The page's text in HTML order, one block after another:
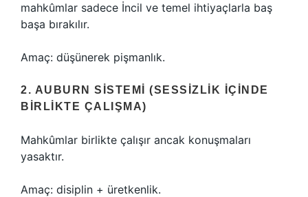
mahkûmlar sadece İncil ve temel ihtiyaçlarla baş
başa bırakılır.
Amaç: düşünerek pişmanlık.
2. AUBURN SISTEMI (SESSIZLIK IÇINDE
BIRLIKTE ÇALIŞMA)
Mahkûmlar birlikte çalışır ancak konuşmaları
yasaktır.
Amaç: disiplin + üretkenlik.